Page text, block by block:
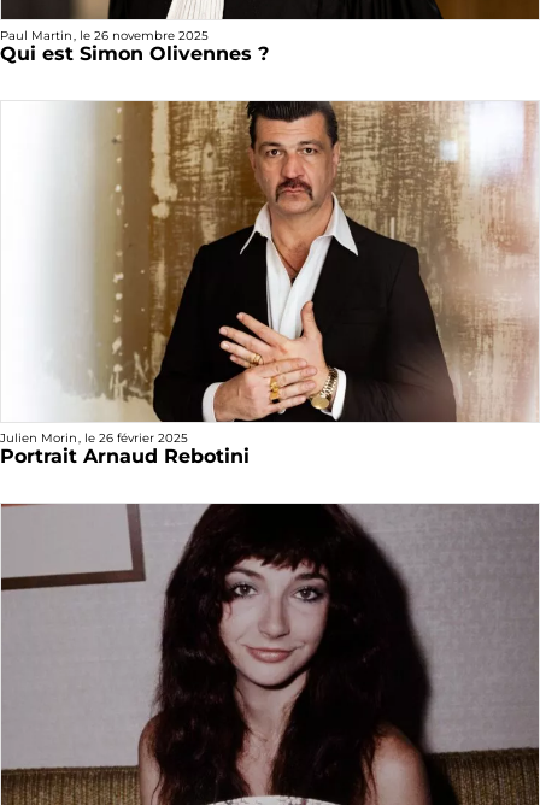
Paul Martin , le 26 novembre 2025
Qui est Simon Olivennes ?
Julien Morin , le 26 février 2025
Portrait Arnaud Rebotini